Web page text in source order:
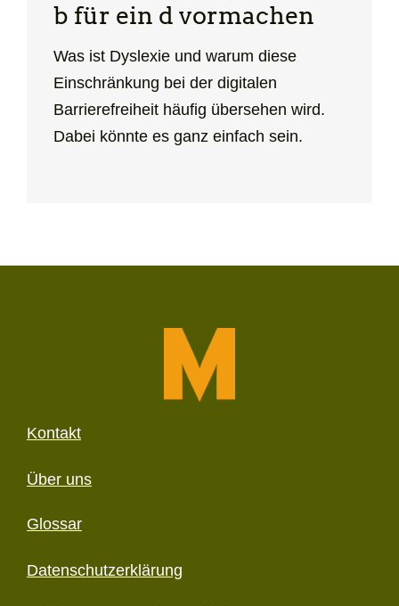
b für ein d vormachen
Was ist Dyslexie und warum diese
Einschränkung bei der digitalen
Barrierefreiheit häufig übersehen wird.
Dabei könnte es ganz einfach sein.
Kontakt
Über uns
Glossar
Datenschutzerklärung